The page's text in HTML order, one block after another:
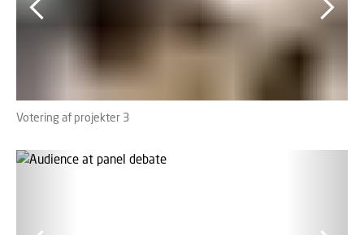
Votering af projekter 3